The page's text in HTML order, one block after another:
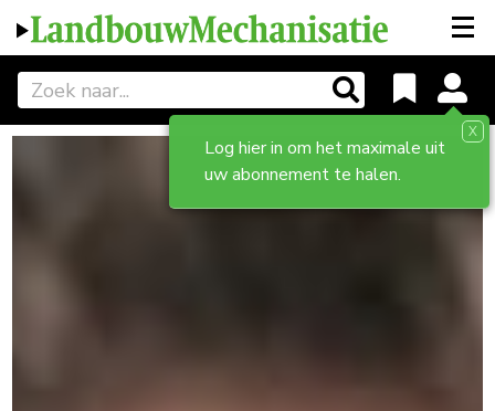
Log hier in om het maximale uit
uw abonnement te halen.
X